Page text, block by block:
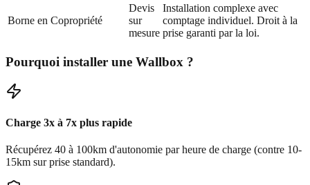
Borne en Copropriété
Devis
sur
mesure
Installation complexe avec
comptage individuel. Droit à la
prise garanti par la loi.
Pourquoi installer une Wallbox ?
Charge 3x à 7x plus rapide
Récupérez 40 à 100km d'autonomie par heure de charge (contre 10-
15km sur prise standard).